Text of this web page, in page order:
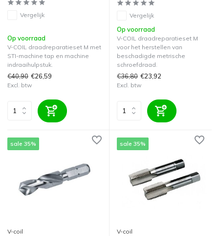
Vergelijk
Op voorraad
V-COIL draadreparatieset M met
STI-machine tap en machine
indraaihulpstuk.
€40,90 €26,59
Excl. btw
Vergelijk
Op voorraad
V-COIL draadreparatieset M
voor het herstellen van
beschadigde metrische
schroefdraad.
€36,80 €23,92
Excl. btw
sale 35%
V-coil
sale 35%
V-coil